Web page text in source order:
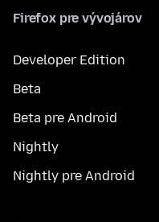
Firefox pre vývojárov
Developer Edition
Beta
Beta pre Android
Nightly
Nightly pre Android